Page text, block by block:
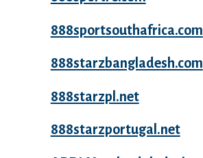
888sportsouthafrica.com
888starzbangladesh.com
888starzpl.net
888starzportugal.net